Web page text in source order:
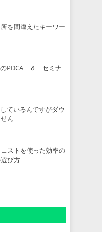
所を間違えたキーワー
のPDCA ＆ セミナ
しているんですがダウ
ん
ェストを使った効率の
び方